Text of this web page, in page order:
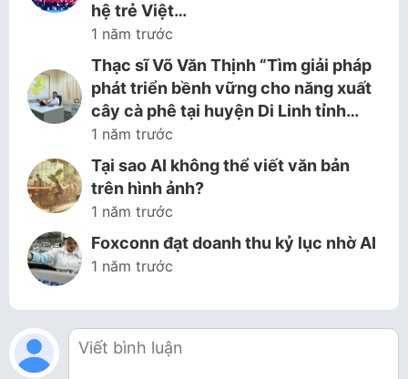
hệ trẻ Việt…
1 năm trước
Thạc sĩ Võ Văn Thịnh “Tìm giải pháp
phát triển bềnh vững cho năng xuất
cây cà phê tại huyện Di Linh tỉnh…
1 năm trước
Tại sao AI không thể viết văn bản
trên hình ảnh?
1 năm trước
Foxconn đạt doanh thu kỷ lục nhờ AI
1 năm trước